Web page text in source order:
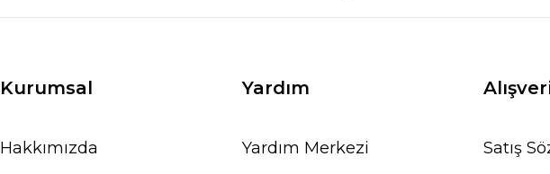
Kurumsal
Hakkımızda
Yardım
Yardım Merkezi Satış